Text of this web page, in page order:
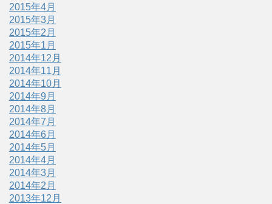
2015年4月
2015年3月
2015年2月
2015年1月
2014年12月
2014年11月
2014年10月
2014年9月
2014年8月
2014年7月
2014年6月
2014年5月
2014年4月
2014年3月
2014年2月
2013年12月